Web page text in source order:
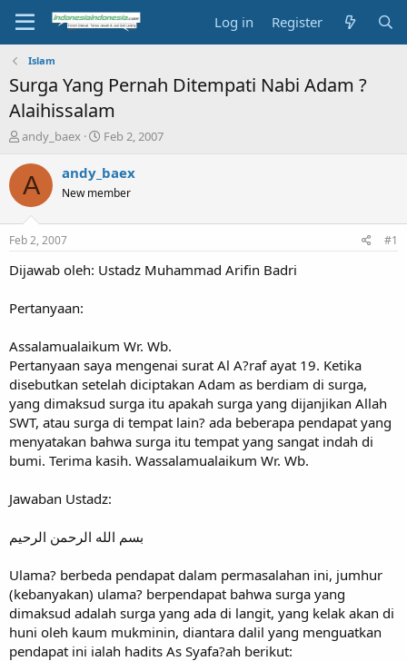
Log in Register
Islam
Surga Yang Pernah Ditempati Nabi Adam ?
Alaihissalam
T
r
e
a
s
t
a
r
e
andy_baex
S
a
t
e
Feb 2, 2007
A andy_baex
New member
Feb 2, 2007 #1
Dijawab oleh: Ustadz Muhammad Arifin Badri
Pertanyaan:
Assalamualaikum Wr. Wb.
Pertanyaan saya mengenai surat Al A?raf ayat 19. Ketika
disebutkan setelah diciptakan Adam as berdiam di surga,
yang dimaksud surga itu apakah surga yang dijanjikan Allah
SWT, atau surga di tempat lain? ada beberapa pendapat yang
menyatakan bahwa surga itu tempat yang sangat indah di
bumi. Terima kasih. Wassalamualaikum Wr. Wb.
Jawaban Ustadz:
بسم الله الرحمن الرحيم
Ulama? berbeda pendapat dalam permasalahan ini, jumhur
(kebanyakan) ulama? berpendapat bahwa surga yang
dimaksud adalah surga yang ada di langit, yang kelak akan di
huni oleh kaum mukminin, diantara dalil yang menguatkan
pendapat ini ialah hadits As Syafa?ah berikut: